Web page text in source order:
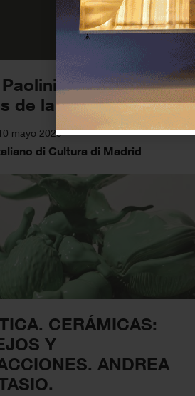
y Luca Bertolo –
de la obra’
mayo 2025
di Cultura di Madrid
CERÁMICAS:
Y
ANDREA